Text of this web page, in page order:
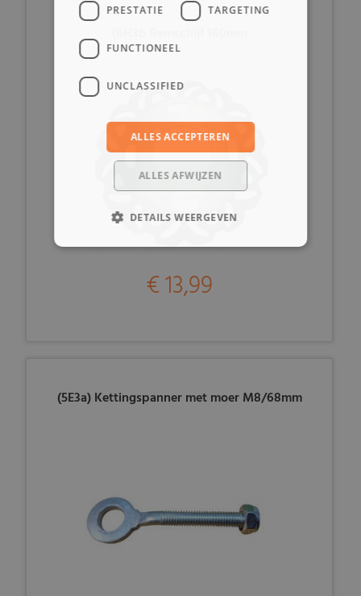
€ 13,99
(5E3a) Kettingspanner met moer M8/68mm
PRESTATIE TARGETING
FUNCTIONEEL
UNCLASSIFIED
ALLES ACCEPTEREN
ALLES AFWIJZEN
DETAILS WEERGEVEN